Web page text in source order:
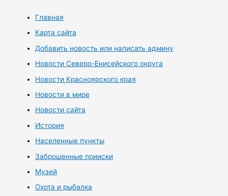
Главная
Карта сайта
Добавить новость или написать админу
Новости Северо-Енисейского округа
Новости Красноярского края
Новости в мире
Новости сайта
История
Населенные пункты
Заброшенные прииски
Музей
Охота и рыбалка